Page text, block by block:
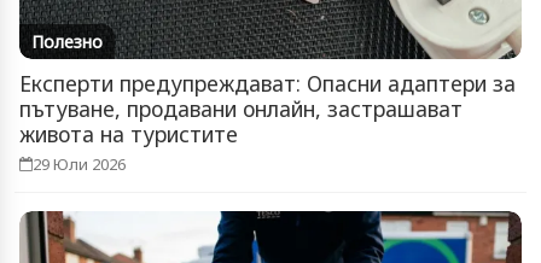
Полезно
Експерти предупреждават: Опасни адаптери за
пътуване, продавани онлайн, застрашават
живота на туристите
29 Юли 2026